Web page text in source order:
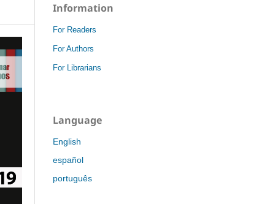
Information
For Readers
For Authors
For Librarians
Language
English
español
português